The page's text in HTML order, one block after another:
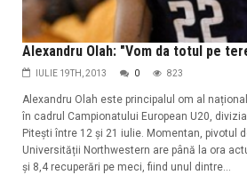
Alexandru Olah: "Vom da totul pe
IULIE 19TH, 2013 0 823
Alexandru Olah este principalul om al
în cadrul Campionatului European U20,
Pitești între 12 și 21 iulie. Momentan, pivotul
Universității Northwestern are până la ora
și 8,4 recuperări pe meci, fiind unul dintre...